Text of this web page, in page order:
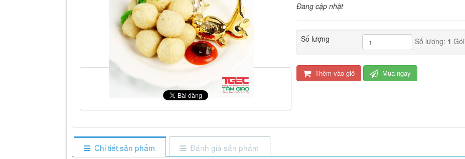
Đang cập nhật
Số lượng Số lượng: 1 Gói
Thêm vào giỏ Mua ngay
Chi tiết sản phẩm Đánh giá sản phẩm